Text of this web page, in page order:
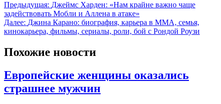
Предыдущая: Джеймс Харден: «Нам крайне важно чаще
задействовать Мобли и Аллена в атаке»
Далее: Джина Карано: биография, карьера в ММА, семья,
кинокарьера, фильмы, сериалы, роли, бой с Рондой Роузи
Похожие новости
Европейские женщины оказались
страшнее мужчин